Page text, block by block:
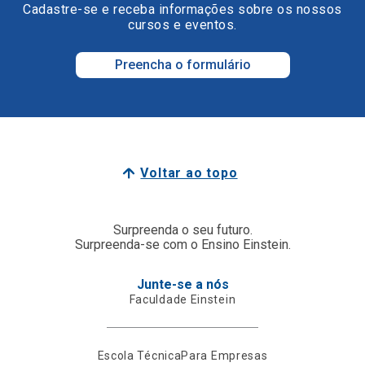
Cadastre-se e receba informações sobre os nossos
cursos e eventos.
Preencha o formulário
Voltar ao topo
Surpreenda o seu futuro.
Surpreenda-se com o Ensino Einstein.
Junte-se a nós
Faculdade Einstein
Escola TécnicaPara Empresas